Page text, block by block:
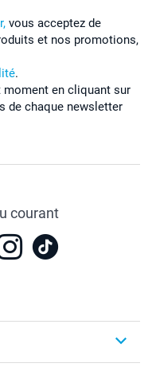
vous acceptez de
et nos promotions,
.
en cliquant sur
de chaque newsletter
courant